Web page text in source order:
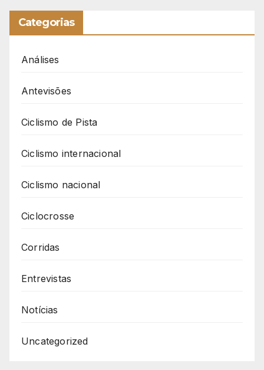
Categorias
Análises
Antevisões
Ciclismo de Pista
Ciclismo internacional
Ciclismo nacional
Ciclocrosse
Corridas
Entrevistas
Notícias
Uncategorized